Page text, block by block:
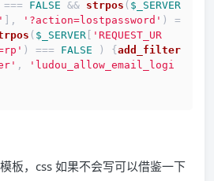
FALSE && strpos ( $_SERVER
], '?action=lostpassword' ) =
( $_SERVER
'REQUEST_UR
) === FALSE ) { add_filter
,
'ludou_allow_email_logi
板，css 如果不会写可以借鉴一下